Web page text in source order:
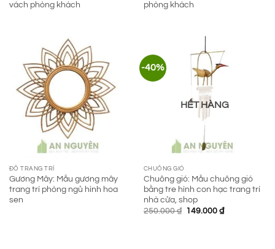
vách phòng khách
phòng khách
ĐỒ TRANG TRÍ
Gương Mây: Mẫu gương mây
trang trí phòng ngủ hình hoa
sen
-40%
HẾT HÀNG
CHUÔNG GIÓ
Chuông gió: Mẫu chuông gió
bằng tre hình con hạc trang trí
nhà cửa, shop
250.000₫ Giá
149.000 ₫Giá